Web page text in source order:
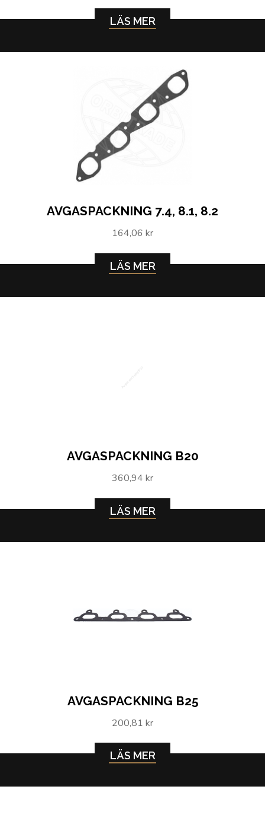
LÄS MER
AVGASPACKNING 7.4, 8.1, 8.2
164,06 kr
LÄS MER
AVGASPACKNING B20
360,94 kr
LÄS MER
AVGASPACKNING B25
200,81 kr
LÄS MER